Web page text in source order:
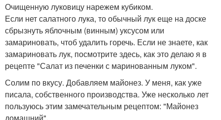
Турецкий салат
Салат с краснокочанной
капустой
Салат с красной
Капусты на
праздничный стол
Капусты с морковью
Очищенную луковицу нарежем кубиком.
Если нет салатного лука, то обычный лук еще на доске
сбрызнуть яблочным (винным) уксусом или
замариновать, чтоб удалить горечь. Если не знаете, как
замариновать лук, посмотрите здесь, как это делаю я в
рецепте "Салат из печенки с маринованным луком".
Солим по вкусу. Добавляем майонез. У меня, как уже
писала, собственного производства. Уже несколько лет
пользуюсь этим замечательным рецептом: "Майонез
домашний".